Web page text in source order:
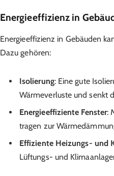
Energieeffizienz in
Energieeffizienz in Gebäuden
Dazu gehören:
Isolierung: Eine gute
Wärmeverluste und senkt
Energieeffiziente Fenster:
tragen zur
Effiziente Heizungs- und
Lüftungs- und